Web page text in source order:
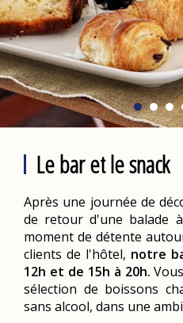
Le bar et le snack
Après une journée de
de retour d'une balade
moment de détente
clients de l'hôtel, notre
12h et de 15h à 20h.
sélection de boissons
sans alcool, dans une